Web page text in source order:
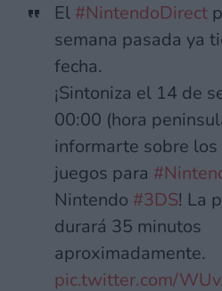
El #NintendoDirect
semana pasada ya
fecha.
¡Sintoniza el 14 de
00:00 (hora
informarte sobre
juegos para
Nintendo #3DS! La
durará 35 minutos
aproximadamente.
pic.twitter.com/